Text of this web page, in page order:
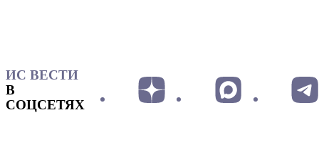
ИС ВЕСТИ
В
СОЦСЕТЯХ